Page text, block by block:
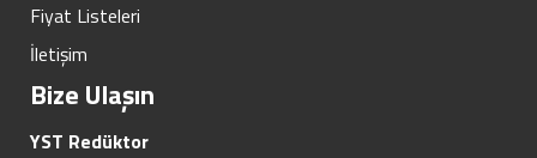
Fiyat Listeleri
İletişim
Bize Ulaşın
YST Redüktor